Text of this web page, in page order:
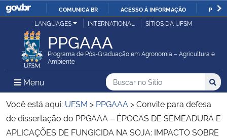
IR
O
COMUNICA BR ACESSO À INFORMAÇÃO
Ministério da Justiça e Segurança Pública
Ministério da Defesa
Ministério das Relações Exteriores
Ministério da Economia
LANGUAGES INTERNATIONAL SÍTIOS DA UFSM
PPGAAA
Programa de Pós-Graduação em Agronomia – Agricultura e
Ambiente
Menu Menu Principal do Sítio
Busca
Buscar no no Sítio
Busca:
Você está aqui: UFSM > PPGAAA >Convite para defesa
de dissertação do PPGAAA – ÉPOCAS DE SEMEADURA E
APLICAÇÕES DE FUNGICIDA NA SOJA: IMPACTO SOBRE